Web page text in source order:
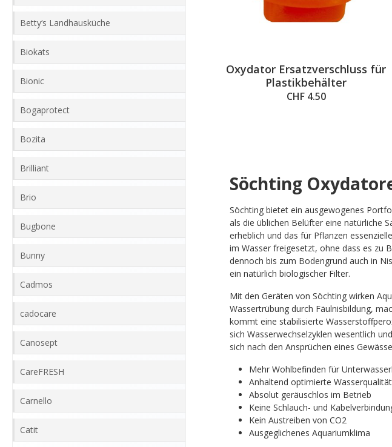
Betty‘s Landhausküche
Biokats
Bionic
Bogaprotect
Bozita
Brilliant
Brio
Bugbone
Bunny
Cadmos
cadocare
Canosept
CareFRESH
Carnello
Catit
Oxydator Ersatzverschluss für
Plastikbehälter
CHF 4.50
Söchting
Söchting bietet ein ausgewogenes
als die üblichen Belüfter eine natürliche
erheblich und das für Pflanzen
im Wasser freigesetzt, ohne dass es zu
dennoch bis zum Bodengrund auch in
ein natürlich biologischer Filter.
Mit den Geräten von Söchting wirken
Wassertrübung durch Fäulnisbildung,
kommt eine stabilisierte
sich Wasserwechselzyklen wesentlich
sich nach den Ansprüchen eines
Mehr Wohlbefinden für
Anhaltend optimierte Wasserqualität
Absolut geräuschlos im Betrieb
Keine Schlauch- und
Kein Austreiben von CO2
Ausgeglichenes Aquariumklima